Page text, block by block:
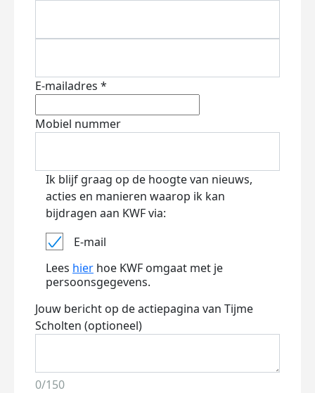
E-mailadres *
Mobiel nummer
Ik blijf graag op de hoogte van nieuws,
acties en manieren waarop ik kan
bijdragen aan KWF via:
E-mail
Lees hier hoe KWF omgaat met je
persoonsgegevens.
Jouw bericht op de actiepagina van Tijme
Scholten (optioneel)
0/150